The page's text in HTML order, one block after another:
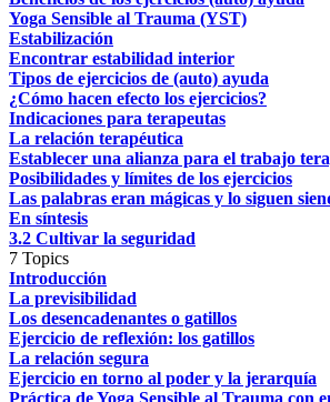
Yoga Sensible al Trauma (YST)
Estabilización
Encontrar estabilidad interior
Tipos de ejercicios de (auto) ayuda
¿Cómo hacen efecto los ejercicios?
Indicaciones para terapeutas
La relación terapéutica
Establecer una alianza para el trabajo
Posibilidades y límites de los ejercicios
Las palabras eran mágicas y lo siguen
En síntesis
3.2 Cultivar la seguridad
7 Topics
Introducción
La previsibilidad
Los desencadenantes o gatillos
Ejercicio de reflexión: los gatillos
La relación segura
Ejercicio en torno al poder y la jerarquía